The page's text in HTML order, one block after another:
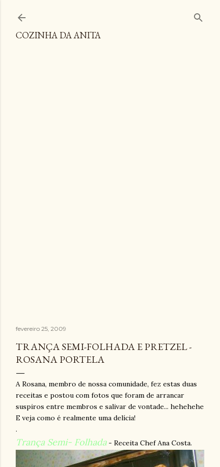
COZINHA DA ANITA
fevereiro 25, 2009
TRANÇA SEMI-FOLHADA E PRETZEL -
ROSANA PORTELA
A Rosana, membro de nossa comunidade, fez estas duas
receitas e postou com fotos que foram de arrancar
suspiros entre membros e salivar de vontade... hehehehe
E veja como é realmente uma delícia!
.
Trança Semi- Folhada- Receita Chef Ana Costa.